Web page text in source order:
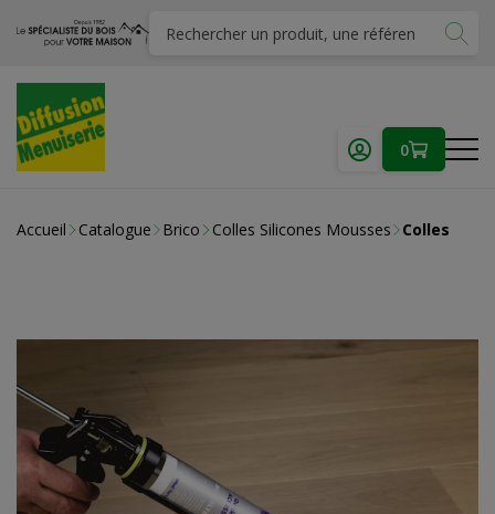
0
Accueil Catalogue Brico Colles Silicones Mousses Colles